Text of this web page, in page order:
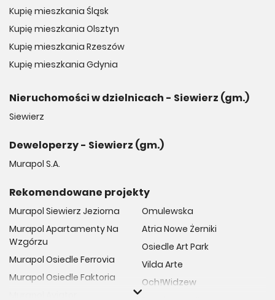
Kupię mieszkania Śląsk
Kupię mieszkania Olsztyn
Kupię mieszkania Rzeszów
Kupię mieszkania Gdynia
Nieruchomości w dzielnicach - Siewierz (gm.)
Siewierz
Deweloperzy - Siewierz (gm.)
Murapol S.A.
Rekomendowane projekty
Murapol Siewierz Jeziorna
Murapol Apartamenty Na
Wzgórzu
Murapol Osiedle Ferrovia
Murapol Osiedle Faktoria
Omulewska
Atria Nowe Żerniki
Osiedle Art Park
Vilda Arte
Och!Widzew